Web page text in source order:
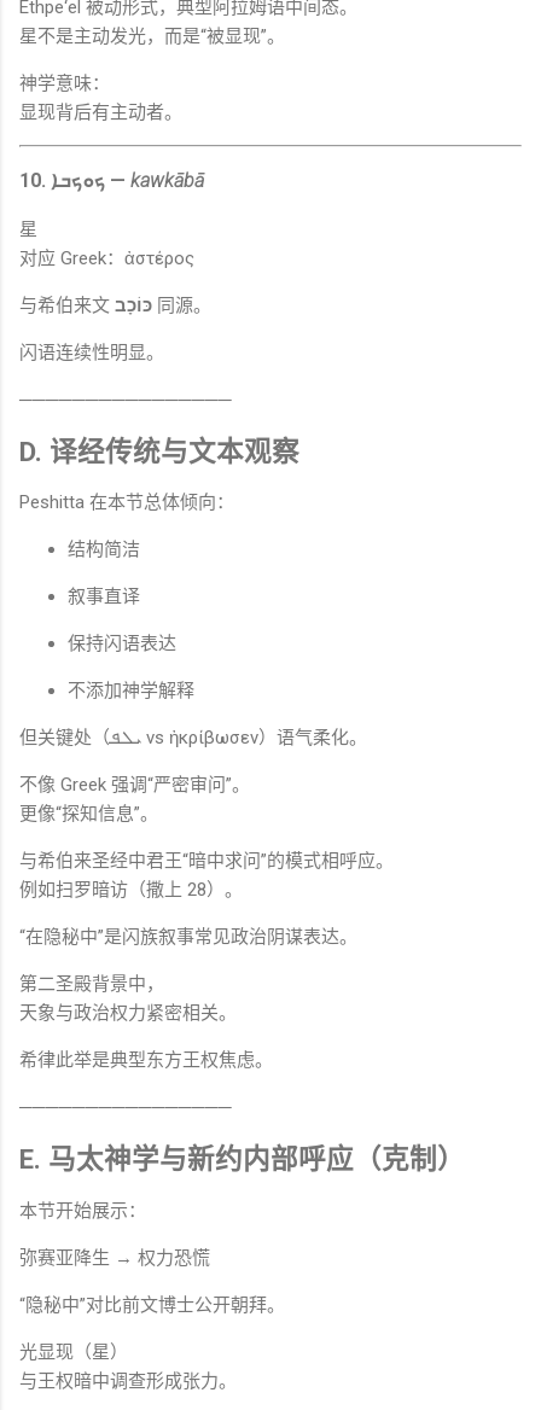
Ethpe‘el 被动形式，典型阿拉姆语中间态。
星不是主动发光，而是“被显现”。
神学意味：
显现背后有主动者。
10. ܟܘܟܒܐ — kawkābā
星
对应 Greek：ἀστέρος
与希伯来文 כּוֹכָב 同源。
闪语连续性明显。
────────────────
D. 译经传统与文本观察
Peshitta 在本节总体倾向：
结构简洁
叙事直译
保持闪语表达
不添加神学解释
但关键处（ܝܠܦ vs ἠκρίβωσεν）语气柔化。
不像 Greek 强调“严密审问”。
更像“探知信息”。
与希伯来圣经中君王“暗中求问”的模式相呼应。
例如扫罗暗访（撒上 28）。
“在隐秘中”是闪族叙事常见政治阴谋表达。
第二圣殿背景中，
天象与政治权力紧密相关。
希律此举是典型东方王权焦虑。
────────────────
E. 马太神学与新约内部呼应（克制）
本节开始展示：
弥赛亚降生 → 权力恐慌
“隐秘中”对比前文博士公开朝拜。
光显现（星）
与王权暗中调查形成张力。